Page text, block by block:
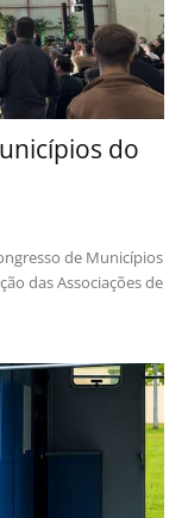
do
de Municípios
das Associações de